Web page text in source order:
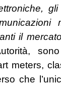
il
meters,
che